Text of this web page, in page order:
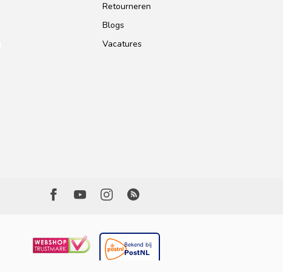
Retourneren
Blogs
Vacatures